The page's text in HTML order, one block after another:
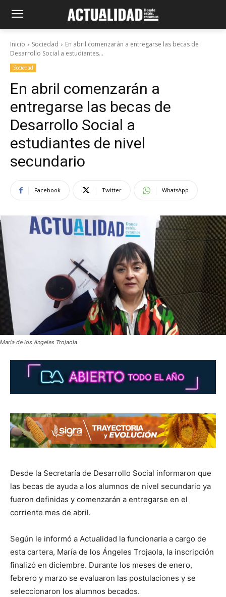
Inicio Sociedad
En abril comenzarán a entregarse las becas de
Desarrollo Social a estudiantes...
Sociedad
En abril comenzarán a
entregarse las becas de
Desarrollo Social a
estudiantes de nivel
secundario
Facebook Twitter WhatsApp
María de los Angeles Trojaola
Desde la Secretaría de Desarrollo Social informaron que
las becas de ayuda a los alumnos de nivel secundario ya
fueron definidas y comenzarán a entregarse en el
corriente mes de abril.
Según le informó a Actualidad la funcionaria a cargo de
esta cartera, María de los Ángeles Trojaola, la inscripción
finalizó en diciembre. Durante los meses de enero,
febrero y marzo se evaluaron las postulaciones y se
seleccionaron los alumnos becados.